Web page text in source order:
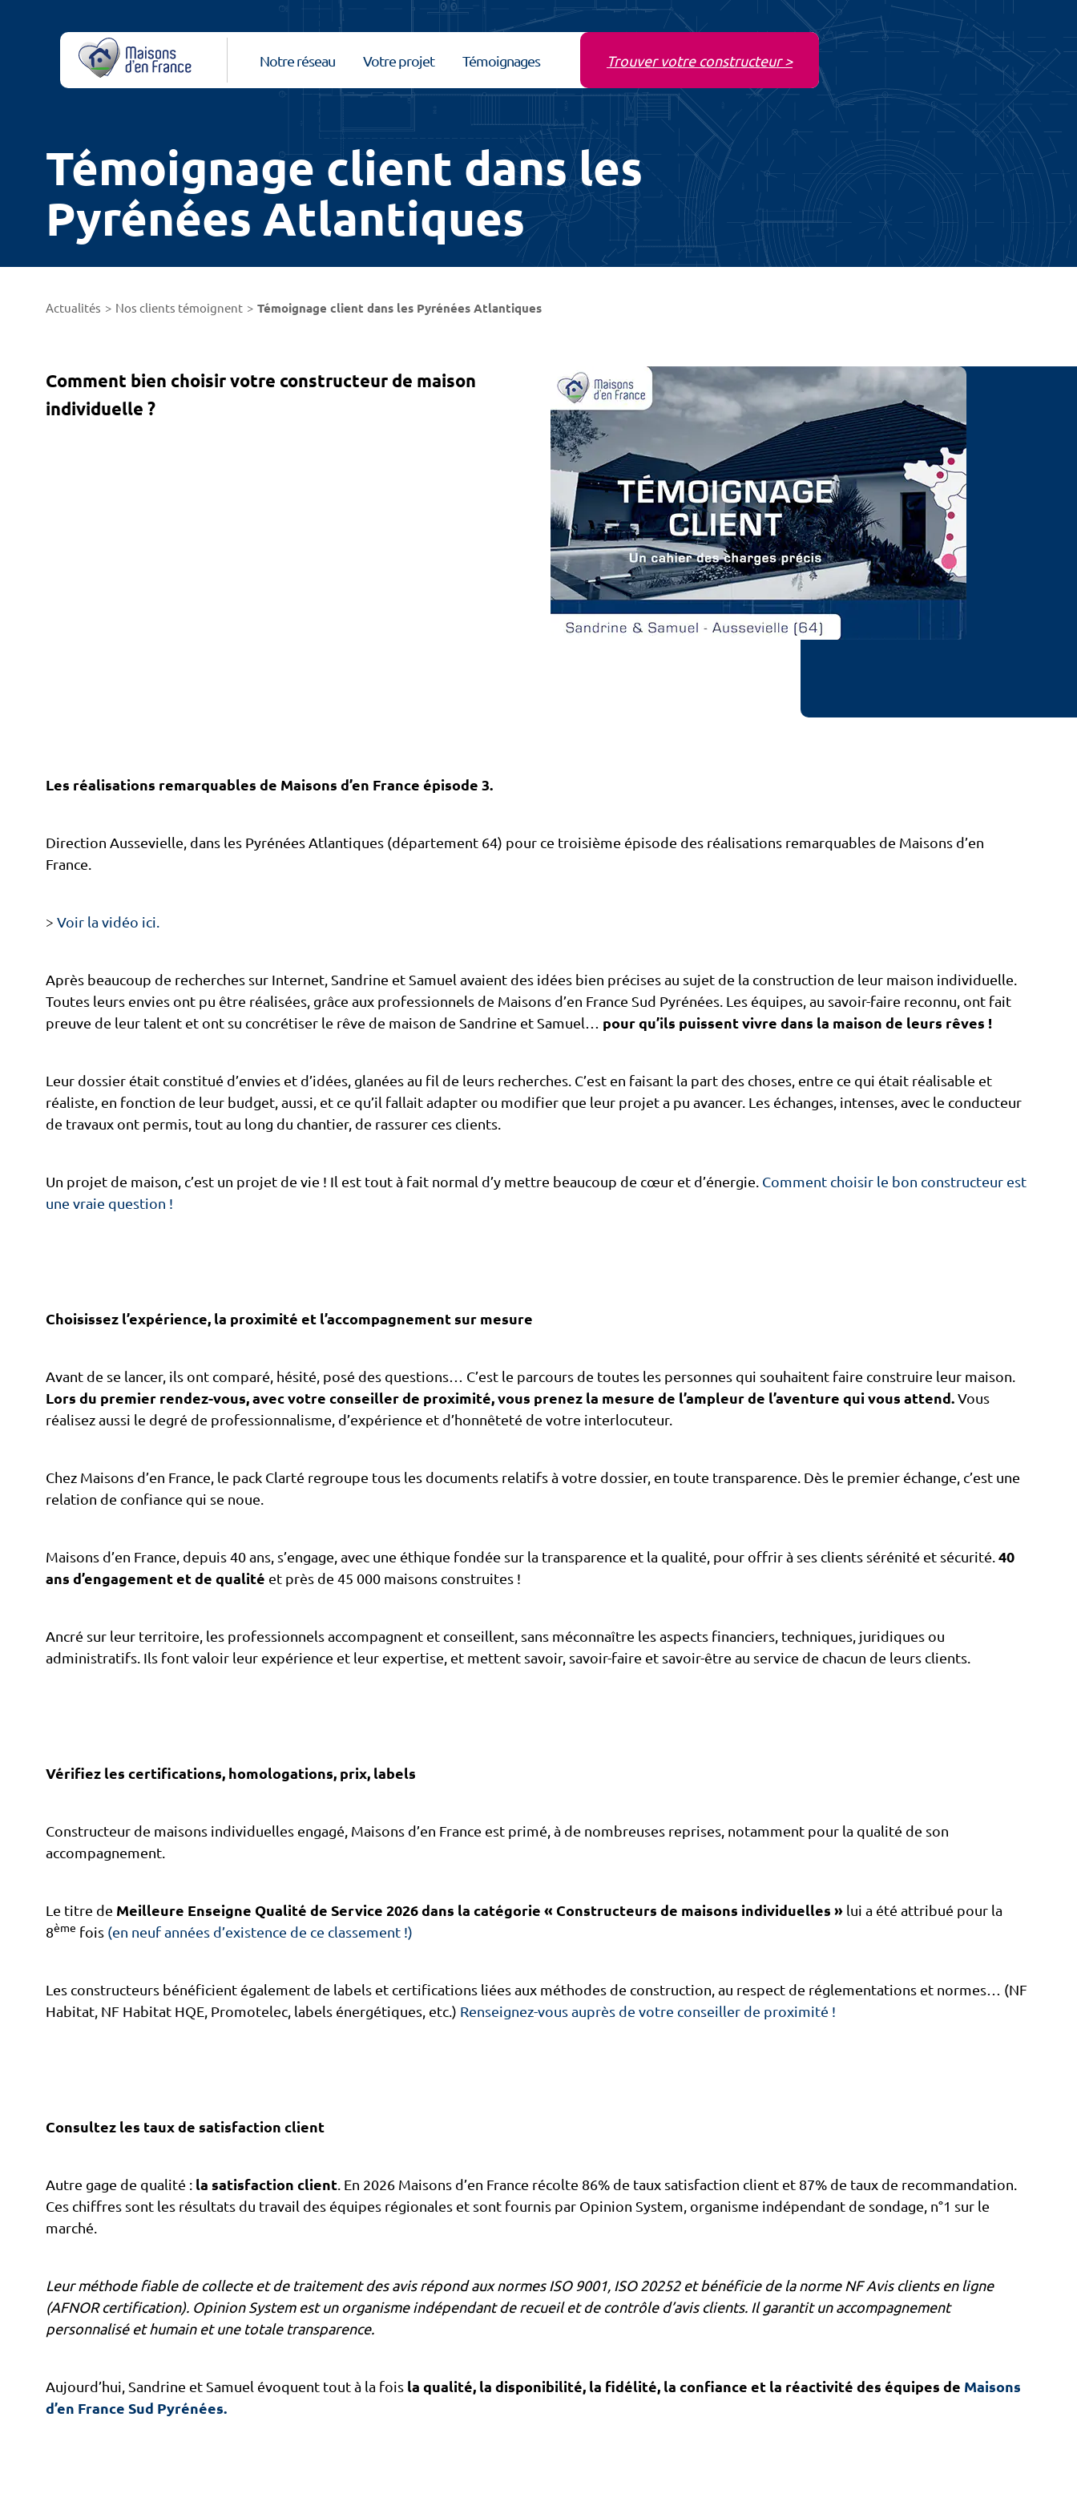
Notre réseau Votre projet Témoignages Trouver votre constructeur >
Témoignage client dans les
Pyrénées Atlantiques
Actualités Nos clients témoignent Témoignage client dans les Pyrénées Atlantiques
Comment bien choisir votre constructeur de maison
individuelle ?
Les réalisations remarquables de Maisons d’en France épisode 3.
Direction Aussevielle, dans les Pyrénées Atlantiques (département 64) pour ce troisième épisode des réalisations remarquables de Maisons d’en
France.
> Voir la vidéo ici.
Après beaucoup de recherches sur Internet, Sandrine et Samuel avaient des idées bien précises au sujet de la construction de leur maison individuelle.
Toutes leurs envies ont pu être réalisées, grâce aux professionnels de Maisons d’en France Sud Pyrénées. Les équipes, au savoir-faire reconnu, ont fait
preuve de leur talent et ont su concrétiser le rêve de maison de Sandrine et Samuel… pour qu’ils puissent vivre dans la maison de leurs rêves !
Leur dossier était constitué d’envies et d’idées, glanées au fil de leurs recherches. C’est en faisant la part des choses, entre ce qui était réalisable et
réaliste, en fonction de leur budget, aussi, et ce qu’il fallait adapter ou modifier que leur projet a pu avancer. Les échanges, intenses, avec le conducteur
de travaux ont permis, tout au long du chantier, de rassurer ces clients.
Un projet de maison, c’est un projet de vie ! Il est tout à fait normal d’y mettre beaucoup de cœur et d’énergie. Comment choisir le bon constructeur est
une vraie question !
Choisissez l’expérience, la proximité et l’accompagnement sur mesure
Avant de se lancer, ils ont comparé, hésité, posé des questions… C’est le parcours de toutes les personnes qui souhaitent faire construire leur maison.
Lors du premier rendez-vous, avec votre conseiller de proximité, vous prenez la mesure de l’ampleur de l’aventure qui vous attend.Vous
réalisez aussi le degré de professionnalisme, d’expérience et d’honnêteté de votre interlocuteur.
Chez Maisons d’en France, le pack Clarté regroupe tous les documents relatifs à votre dossier, en toute transparence. Dès le premier échange, c’est une
relation de confiance qui se noue.
Maisons d’en France, depuis 40 ans, s’engage, avec une éthique fondée sur la transparence et la qualité, pour offrir à ses clients sérénité et sécurité. 40
ans d’engagement et de qualité et près de 45 000 maisons construites !
Ancré sur leur territoire, les professionnels accompagnent et conseillent, sans méconnaître les aspects financiers, techniques, juridiques ou
administratifs. Ils font valoir leur expérience et leur expertise, et mettent savoir, savoir-faire et savoir-être au service de chacun de leurs clients.
Vérifiez les certifications, homologations, prix, labels
Constructeur de maisons individuelles engagé, Maisons d’en France est primé, à de nombreuses reprises, notamment pour la qualité de son
accompagnement.
Le titre de Meilleure Enseigne Qualité de Service 2026 dans la catégorie « Constructeurs de maisons individuelles » lui a été attribué pour la
8ème fois (en neuf années d’existence de ce classement !)
Les constructeurs bénéficient également de labels et certifications liées aux méthodes de construction, au respect de réglementations et normes… (NF
Habitat, NF Habitat HQE, Promotelec, labels énergétiques, etc.) Renseignez-vous auprès de votre conseiller de proximité !
Consultez les taux de satisfaction client
Autre gage de qualité : la satisfaction client . En 2026 Maisons d’en France récolte 86% de taux satisfaction client et 87% de taux de recommandation.
Ces chiffres sont les résultats du travail des équipes régionales et sont fournis par Opinion System, organisme indépendant de sondage, n°1 sur le
marché.
Leur méthode fiable de collecte et de traitement des avis répond aux normes ISO 9001, ISO 20252 et bénéficie de la norme NF Avis clients en ligne
(AFNOR certification). Opinion System est un organisme indépendant de recueil et de contrôle d’avis clients. Il garantit un accompagnement
personnalisé et humain et une totale transparence.
Aujourd’hui, Sandrine et Samuel évoquent tout à la fois la qualité, la disponibilité, la fidélité, la confiance et la réactivité des équipes de Maisons
d’en France Sud Pyrénées.